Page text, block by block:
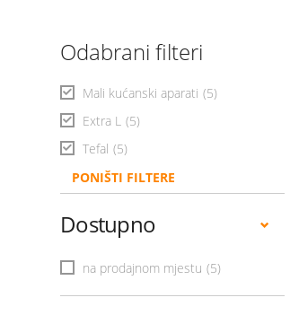
Odabrani filteri
Mali kućanski aparati (5)
Extra L (5)
Tefal (5)
PONIŠTI FILTERE
Dostupno
na prodajnom mjestu (5)